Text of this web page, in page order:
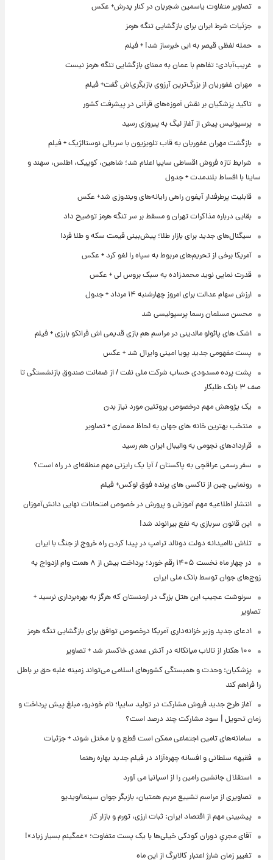
تصاویر متفاوت یاسمین شجریان در کنار پدرش+ عکس
جزئیات شرط ایران برای بازگشایی تنگه هرمز
حمله لفظی قیصر به ابی خبرساز شد! + فیلم
غریب‌آبادی: تفاهم با عمان به معنای بازگشایی تنگه هرمز نیست
مهران غفوریان از بزرگ‌ترین آرزوی بازیگری‌اش گفت+ فیلم
تاکید پزشکیان بر نقش آموزه‌های قرآنی در پیشرفت کشور
پرسپولیس پیش از آغاز لیگ به پیروزی رسید
بازگشت مهران غفوریان به قاب تلویزیون با سریالی نوستالژیک + فیلم
شرایط تازه فروش اقساطی سایپا اعلام شد؛ شاهین، کوییک، اطلس، سهند و
ساینا با اقساط بلندمدت + جدول
قابلیت پرطرفدار آیفون راهی رایانه‌های ویندوزی شد+ عکس
بقایی درباره مذاکرات تهران و مسقط بر سر تنگه هرمز توضیح داد
سیگنال‌های جدید برای بازار طلا؛ پیش‌بینی قیمت سکه و طلا فردا
آمریکا برخی از تحریم‌های مربوط به سپاه را لغو کرد + عکس
قدرت نمایی نوید محمدزاده به سبک بروس لی + عکس
ارزش سهام عدالت برای امروز چهارشنبه ۱۴ مرداد + جدول
محسن مسلمان رسما پرسپولیسی شد
اشک های پائولو مالدینی در مراسم هم بازی قدیمی اش فرانکو بارزی + فیلم
پست مفهومی جدید پویا امینی وایرال شد + عکس
پشت پرده‌ مسدودی حساب شرکت ملی نفت / از ضمانت صندوق بازنشستگی تا
صف ۳ بانک طلبکار
یک پژوهش مهم درخصوص پروتئین مورد نیاز بدن
منتخب بهترین خانه های جهان به لحاظ معماری + تصاویر
قراردادهای نجومی به والیبال ایران هم رسید
سفر رسمی عراقچی به پاکستان / آیا یک رایزنی مهم منطقه‌ای در راه است؟
رونمایی چین از تاکسی های پرنده فوق لوکس+ فیلم
انتشار اطلاعیه مهم آموزش و پرورش در خصوص امتحانات نهایی دانش‌آموزان
این قانون سربازی به نفع بیرانوند شد!
تلاش ناامیدانه‌ دولت دونالد ترامپ در پیدا کردن راه خروج از جنگ با ایران
در چهار ماه نخست ۱۴۰۵ رقم خورد؛ پرداخت بیش از ۸ همت وام ازدواج به
زوج‌های جوان توسط بانک ملی ایران
سرنوشت عجیب این هتل بزرگ در ارمنستان که هرگز به بهره‌برداری نرسید +
تصاویر
ادعای جدید وزیر خزانه‌داری آمریکا درخصوص توافق برای بازگشایی تنگه هرمز
۱۰۰ هکتار از تالاب میانکاله در آتش عمدی خاکستر شد + تصاویر
پزشکیان: وحدت و همبستگی کشورهای اسلامی می‌تواند زمینه غلبه حق بر باطل
را فراهم کند
آغاز طرح جدید فروش مشارکت در تولید سایپا؛ نام خودرو، مبلغ پیش پرداخت و
زمان تحویل | سود مشارکت چند درصد است؟
سامانه‌های تامین اجتماعی ممکن است قطع و یا مختل شوند + جزئیات
فقیهه سلطانی و افسانه چهره‌آزاد در فیلم جدید بهاره رهنما
استقلال جانشین رامین را از اسپانیا می آورد
تصاویری از مراسم تشییع مریم همتیان، بازیگر جوان سینما/ویدیو
پیشبینی مهم از اقتصاد ایران: ثبات ارزی، تورم و بازار کار
آقای مجریِ دوران کودکی خیلی‌ها با یک پست متفاوت؛ «غمگینم بسیار زیاد»!
تغییر زمان شارژ اعتبار کالابرگ از این ماه